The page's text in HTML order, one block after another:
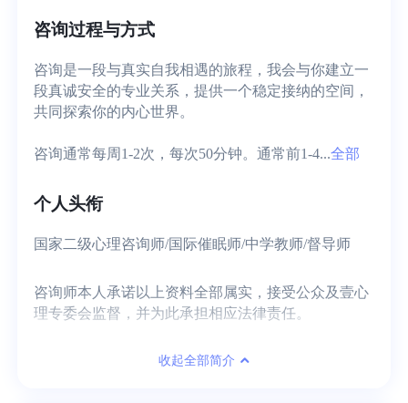
咨询过程与方式
咨询是一段与真实自我相遇的旅程，我会与你建立一
段真诚安全的专业关系，提供一个稳定接纳的空间，
共同探索你的内心世界。
咨询通常每周1-2次，每次50分钟。通常前1-4...全部
个人头衔
国家二级心理咨询师/国际催眠师/中学教师/督导师
咨询师本人承诺以上资料全部属实，接受公众及壹心
理专委会监督，并为此承担相应法律责任。
收起全部简介